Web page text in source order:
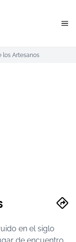
los Artesanos
en el siglo